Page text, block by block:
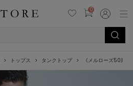
0
トップス タンクトップ 《メルローズ50周